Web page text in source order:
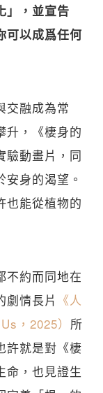
」，並宣告
可以成爲任何
交融成為常
升，《棲身的
驗動畫片，同
身的渴望。
也能從植物的
不約而同地在
劇情長片 《人
，2025） 所
許就是對《棲
命，也見證生